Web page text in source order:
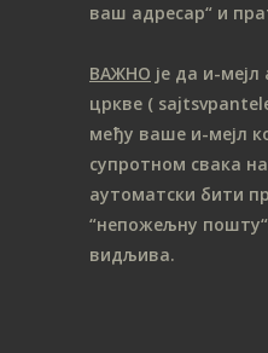
ваш адресар“ и
ВАЖНО је да и-мејл
цркве (
међу ваше и-мејл
супротном свака
аутоматски бити
“непожељну
видљива.